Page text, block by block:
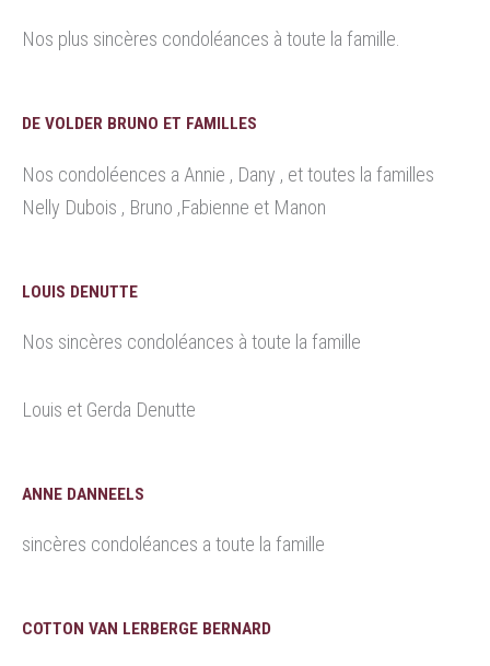
Nos plus sincères condoléances à toute la famille.
DE VOLDER BRUNO ET FAMILLES
Nos condoléences a Annie , Dany , et toutes la familles
Nelly Dubois , Bruno ,Fabienne et Manon
LOUIS DENUTTE
Nos sincères condoléances à toute la famille
Louis et Gerda Denutte
ANNE DANNEELS
sincères condoléances a toute la famille
COTTON VAN LERBERGE BERNARD